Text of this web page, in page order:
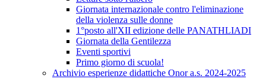
Giornata internazionale contro l'eliminazione
della violenza sulle donne
1°posto all'XII edizione delle PANATHLIADI
Giornata della Gentilezza
Eventi sportivi
Primo giorno di scuola!
Archivio esperienze didattiche Onor a.s. 2024-2025